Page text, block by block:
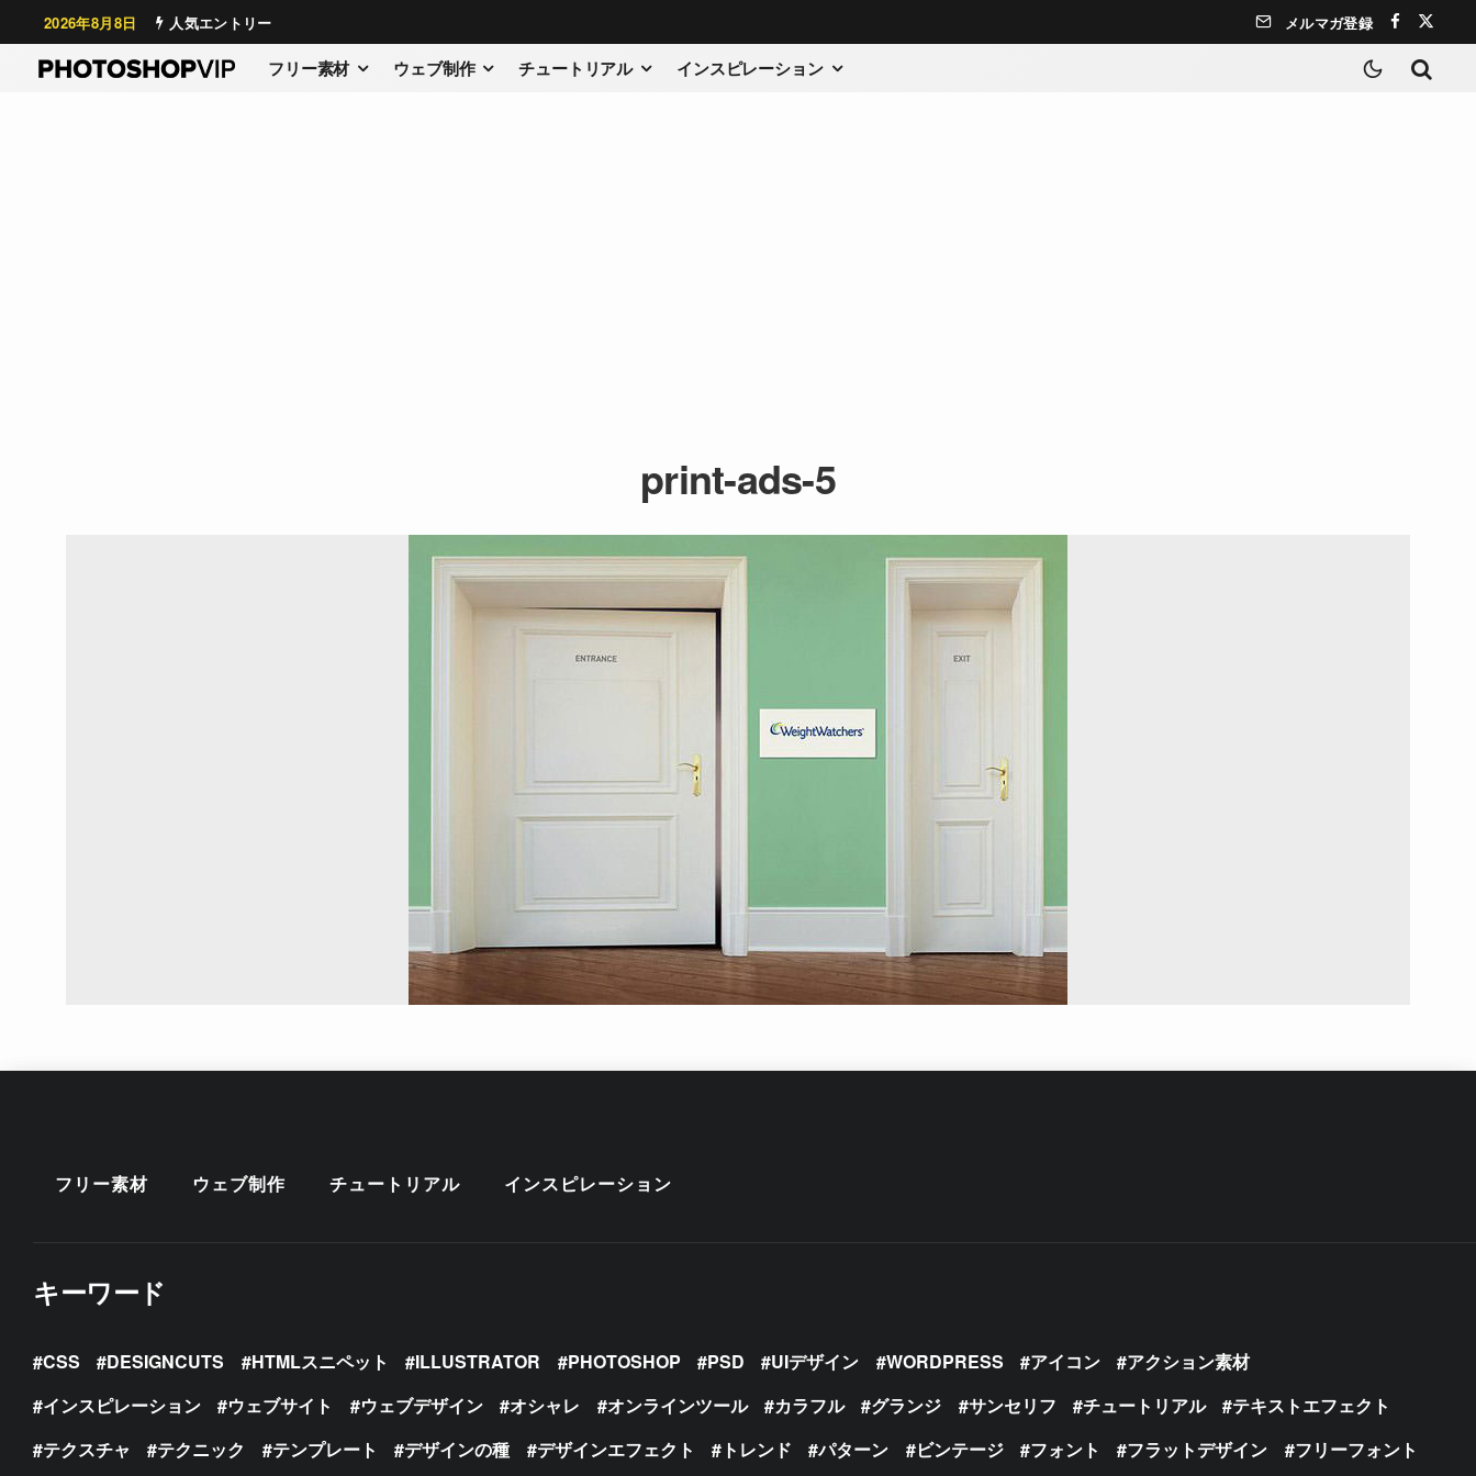
2026年8月8日 人気エントリー メルマガ登録
フリー素材 ウェブ制作 チュートリアル インスピレーション
print-ads-5
フリー素材 ウェブ制作 チュートリアル インスピレーション
キーワード
CSS DESIGNCUTS HTMLスニペット ILLUSTRATOR PHOTOSHOP PSD UIデザイン WORDPRESS アイコン
アクション素材
インスピレーション
ウェブサイト ウェブデザイン オシャレ オンラインツール カラフル グランジ サンセリフ チュートリアル
テキストエフェクト
テクスチャ
テクニック テンプレート デザインの種 デザインエフェクト トレンド パターン ビンテージ フォント フラットデザイン フリーフォント